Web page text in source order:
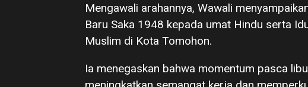
Mengawali arahannya, Wawali
Baru Saka 1948 kepada umat Hindu serta
Muslim di Kota Tomohon.
Ia menegaskan bahwa momentum pasca